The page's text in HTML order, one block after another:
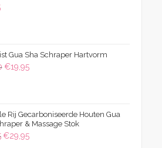
Gua Sha Schraper Hartvorm
Oorspronkelijke
€19,95Huidige
Rij Gecarboniseerde Houten Gua
& Massage Stok
Oorspronkelijke
€29,95Huidige